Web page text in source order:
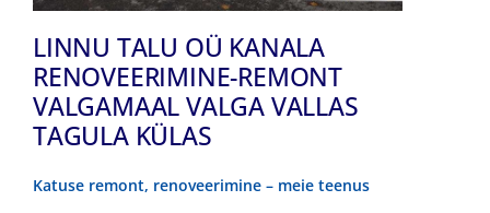
LINNU TALU OÜ KANALA
RENOVEERIMINE-REMONT
VALGAMAAL VALGA VALLAS
TAGULA KÜLAS
Katuse remont, renoveerimine – meie teenus